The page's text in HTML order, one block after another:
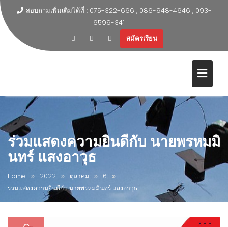
สอบถามเพิ่มเติมได้ที่ : 075-322-666 , 086-948-4646 , 093-
6599-341
สมัครเรียน
ร่วมแสดงความยินดีกับ นายพรหมมิ
นทร์ แสงอาวุธ
Home 2022 ตุลาคม
6
ร่วมแสดงความยินดีกับ นายพรหมมินทร์ แสงอาวุธ